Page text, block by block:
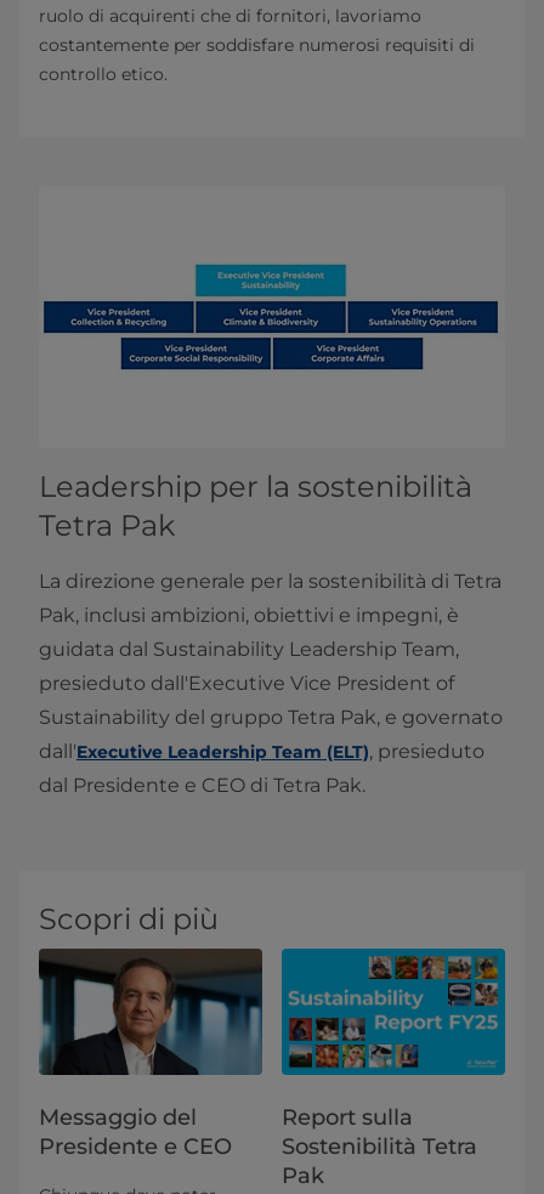
ruolo di acquirenti che di fornitori, lavoriamo
costantemente per soddisfare numerosi requisiti di
controllo etico.
Leadership per la sostenibilità
Tetra Pak
La direzione generale per la sostenibilità di Tetra
Pak, inclusi ambizioni, obiettivi e impegni, è
guidata dal Sustainability Leadership Team,
presieduto dall'Executive Vice President of
Sustainability del gruppo Tetra Pak, e governato
dall'Executive Leadership Team (ELT), presieduto
dal Presidente e CEO di Tetra Pak.
Scopri di più
Messaggio del
Presidente e CEO
Report sulla
Sostenibilità Tetra
Pak